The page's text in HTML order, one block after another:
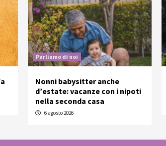
Parliamo di noi
Nonni babysitter anche
d’estate: vacanze con i nipoti
nella seconda casa
6 agosto 2026